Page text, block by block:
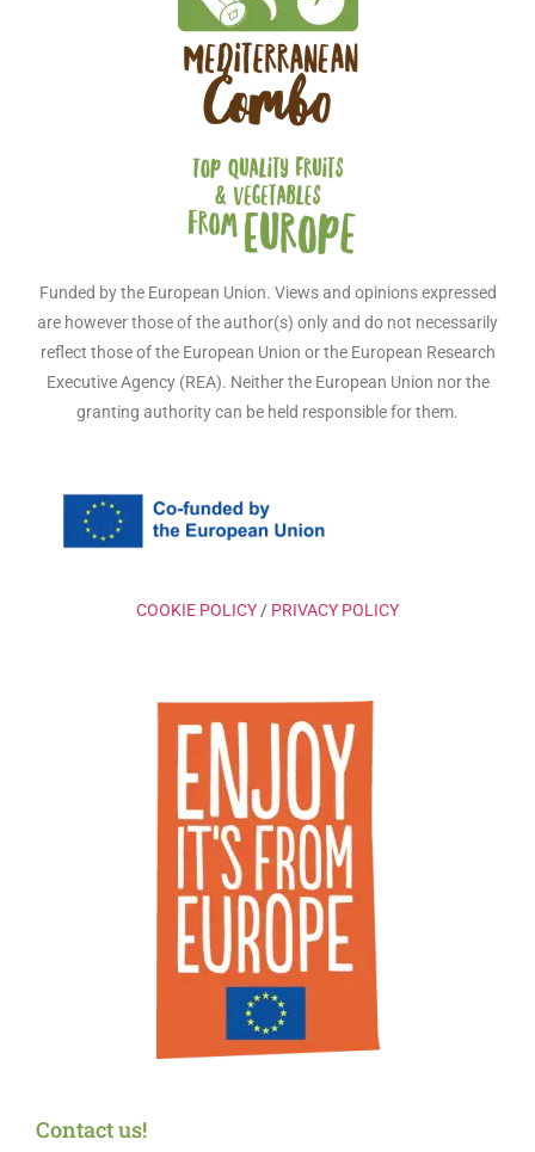
Funded by the European Union. Views and opinions expressed
are however those of the author(s) only and do not necessarily
reflect those of the European Union or the European Research
Executive Agency (REA). Neither the European Union nor the
granting authority can be held responsible for them.
COOKIE POLICY/ PRIVACY POLICY
Contact us!